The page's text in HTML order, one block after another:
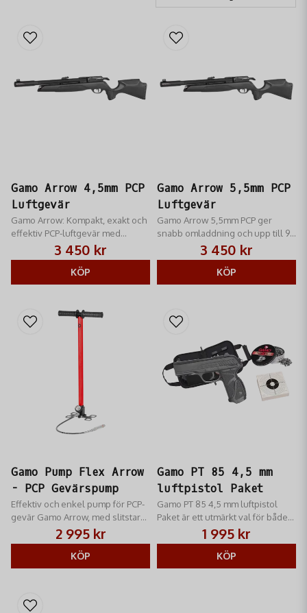
Gamo Arrow 4,5mm PCP
Luftgevär
Gamo Arrow: Kompakt, exakt och
effektiv PCP-luftgevär med
ergonomisk design. Perfekt för
precisionsskytte.
3 450 kr
KÖP
Gamo Arrow 5,5mm PCP
Luftgevär
Gamo Arrow 5,5mm PCP ger
snabb omladdning och upp till 90
skott per fyllning för en
förstklassig skjutupplevelse.
3 450 kr
KÖP
Gamo Pump Flex Arrow
- PCP Gevärspump
Effektiv och enkel pump för PCP-
gevär Gamo Arrow, med slitstark
design och tryckmätare.
2 995 kr
KÖP
Gamo PT 85 4,5 mm
luftpistol Paket
Gamo PT 85 4,5 mm luftpistol
Paket är ett utmärkt val för både
nybörjare och erfarna skyttar
som uppskattar bekvämligheten
av semiautomatisk eld.
1 995 kr
KÖP